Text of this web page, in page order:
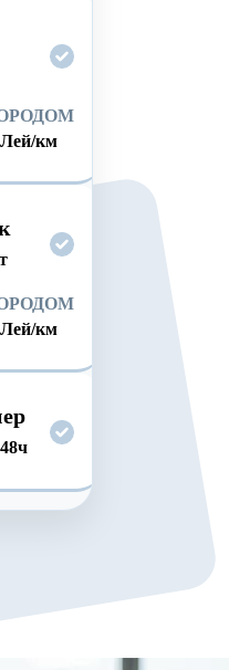
Лей/км
Лей/км
48ч